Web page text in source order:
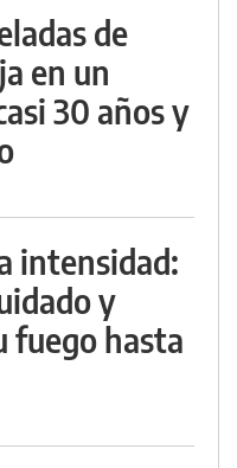
de
en un
30 años y
intensidad:
y
fuego hasta